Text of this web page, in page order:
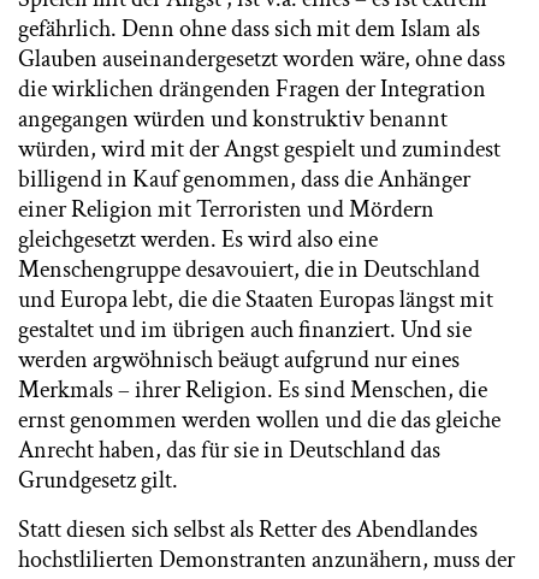
gefährlich. Denn ohne dass sich mit dem Islam als
Glauben auseinandergesetzt worden wäre, ohne dass
die wirklichen drängenden Fragen der Integration
angegangen würden und konstruktiv benannt
würden, wird mit der Angst gespielt und zumindest
billigend in Kauf genommen, dass die Anhänger
einer Religion mit Terroristen und Mördern
gleichgesetzt werden. Es wird also eine
Menschengruppe desavouiert, die in Deutschland
und Europa lebt, die die Staaten Europas längst mit
gestaltet und im übrigen auch finanziert. Und sie
werden argwöhnisch beäugt aufgrund nur eines
Merkmals – ihrer Religion. Es sind Menschen, die
ernst genommen werden wollen und die das gleiche
Anrecht haben, das für sie in Deutschland das
Grundgesetz gilt.
Statt diesen sich selbst als Retter des Abendlandes
hochstlilierten Demonstranten anzunähern, muss der